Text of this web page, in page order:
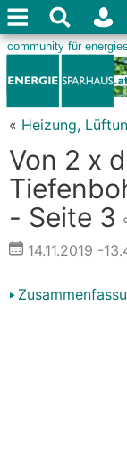
« Heizung,
Von 2 x
- Seite 3
14.11.2019 -